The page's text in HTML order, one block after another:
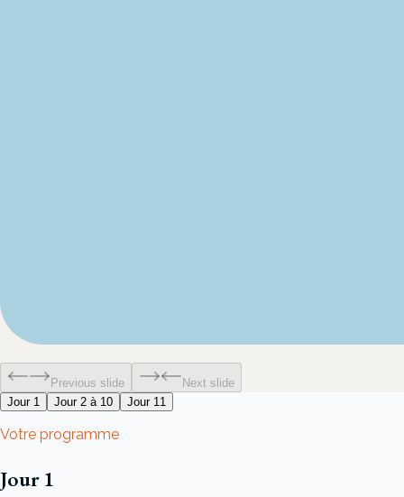
Previous slide
Next slide
Jour 1
Jour 2 à 10 Jour 11
Votre programme
Jour 1